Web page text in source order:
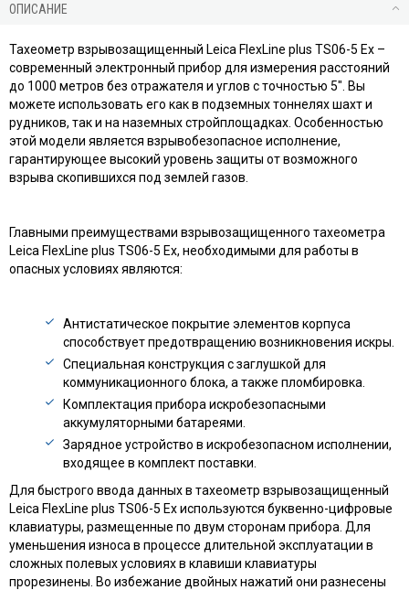
ОПИСАНИЕ
Тахеометр взрывозащищенный Leica FlexLine plus TS06-5 Ex –
современный электронный прибор для измерения расстояний
до 1000 метров без отражателя и углов с точностью 5". Вы
можете использовать его как в подземных тоннелях шахт и
рудников, так и на наземных стройплощадках. Особенностью
этой модели является взрывобезопасное исполнение,
гарантирующее высокий уровень защиты от возможного
взрыва скопившихся под землей газов.
Главными преимуществами взрывозащищенного тахеометра
Leica FlexLine plus TS06-5 Ex, необходимыми для работы в
опасных условиях являются:
Антистатическое покрытие элементов корпуса
способствует предотвращению возникновения искры.
Специальная конструкция с заглушкой для
коммуникационного блока, а также пломбировка.
Комплектация прибора искробезопасными
аккумуляторными батареями.
Зарядное устройство в искробезопасном исполнении,
входящее в комплект поставки.
Для быстрого ввода данных в тахеометр взрывозащищенный
Leica FlexLine plus TS06-5 Ex используются буквенно-цифровые
клавиатуры, размещенные по двум сторонам прибора. Для
уменьшения износа в процессе длительной эксплуатации в
сложных полевых условиях в клавиши клавиатуры
прорезинены. Во избежание двойных нажатий они разнесены